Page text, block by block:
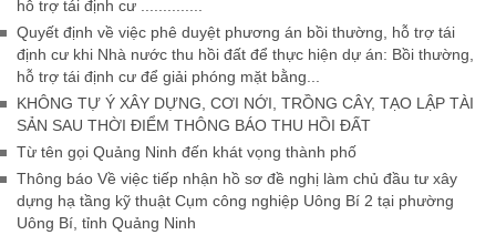
hỗ trợ tái định cư ..............
Quyết định về việc phê duyệt phương án bồi thường, hỗ trợ tái
định cư khi Nhà nước thu hồi đất để thực hiện dự án: Bồi thường,
hỗ trợ tái định cư để giải phóng mặt bằng...
KHÔNG TỰ Ý XÂY DỰNG, CƠI NỚI, TRỒNG CÂY, TẠO LẬP TÀI
SẢN SAU THỜI ĐIỂM THÔNG BÁO THU HỒI ĐẤT
Từ tên gọi Quảng Ninh đến khát vọng thành phố
Thông báo Về việc tiếp nhận hồ sơ đề nghị làm chủ đầu tư xây
dựng hạ tầng kỹ thuật Cụm công nghiệp Uông Bí 2 tại phường
Uông Bí, tỉnh Quảng Ninh